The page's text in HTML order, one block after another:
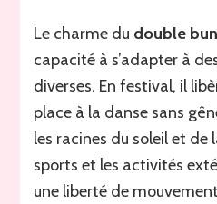
Le charme du double bun
capacité à s’adapter à
diverses. En festival, il
place à la danse sans
les racines du soleil et de
sports et les activités
une liberté de